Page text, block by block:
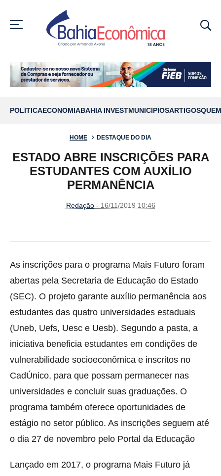
MENU
POLÍTICAECONOMIABAHIA INVESTMUNICÍPIOSARTIGOS
HOME DESTAQUE DO DIA
ESTADO ABRE INSCRIÇÕES PARA
ESTUDANTES COM AUXÍLIO
PERMANÊNCIA
Redação- 16/11/2019 10:46
As inscrições para o programa Mais Futuro foram
abertas pela Secretaria de Educação do Estado
(SEC). O projeto garante auxílio permanência aos
estudantes das quatro universidades estaduais
(Uneb, Uefs, Uesc e Uesb). Segundo a pasta, a
iniciativa beneficia estudantes em condições de
vulnerabilidade socioeconômica e inscritos no
CadÚnico, para que possam permanecer nas
universidades e concluir suas graduações. O
programa também oferece oportunidades de
estágio no setor público. As inscrições seguem até
o dia 27 de novembro pelo Portal da Educação
Lançado em 2017, o programa Mais Futuro já